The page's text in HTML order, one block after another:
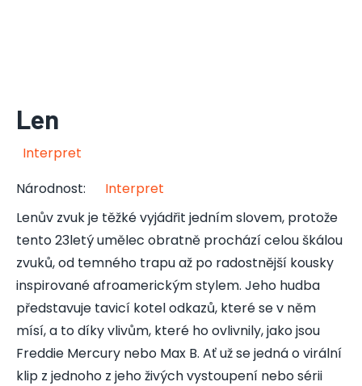
Len
Interpret
Národnost:
Interpret
Lenův zvuk je těžké vyjádřit jedním slovem, protože
tento 23letý umělec obratně prochází celou škálou
zvuků, od temného trapu až po radostnější kousky
inspirované afroamerickým stylem. Jeho hudba
představuje tavicí kotel odkazů, které se v něm
mísí, a to díky vlivům, které ho ovlivnily, jako jsou
Freddie Mercury nebo Max B. Ať už se jedná o virální
klip z jednoho z jeho živých vystoupení nebo sérii